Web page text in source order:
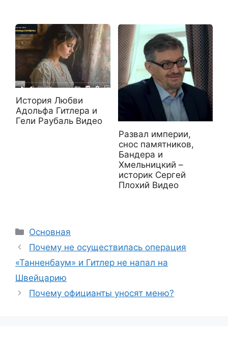
История Любви
Адольфа Гитлера и
Гели Раубаль Видео
Развал империи,
снос памятников,
Бандера и
Хмельницкий –
историк Сергей
Плохий Видео
Рубрики
Основная
Почему не осуществилась операция
«Танненбаум» и Гитлер не напал на
Швейцарию
Почему официанты уносят меню?